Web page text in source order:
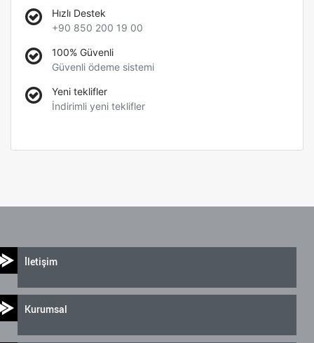
Hızlı Destek
+90 850 200 19 00
100% Güvenli
Güvenli ödeme sistemi
Yeni teklifler
İndirimli yeni teklifler
İletişim
Kurumsal